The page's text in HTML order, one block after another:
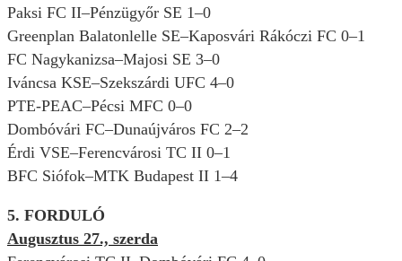
Paksi FC II–Pénzügyőr SE 1–0
Greenplan Balatonlelle SE–Kaposvári Rákóczi FC 0–1
FC Nagykanizsa–Majosi SE 3–0
Iváncsa KSE–Szekszárdi UFC 4–0
PTE-PEAC–Pécsi MFC 0–0
Dombóvári FC–Dunaújváros FC 2–2
Érdi VSE–Ferencvárosi TC II 0–1
BFC Siófok–MTK Budapest II 1–4
5. FORDULÓ
Augusztus 27., szerda